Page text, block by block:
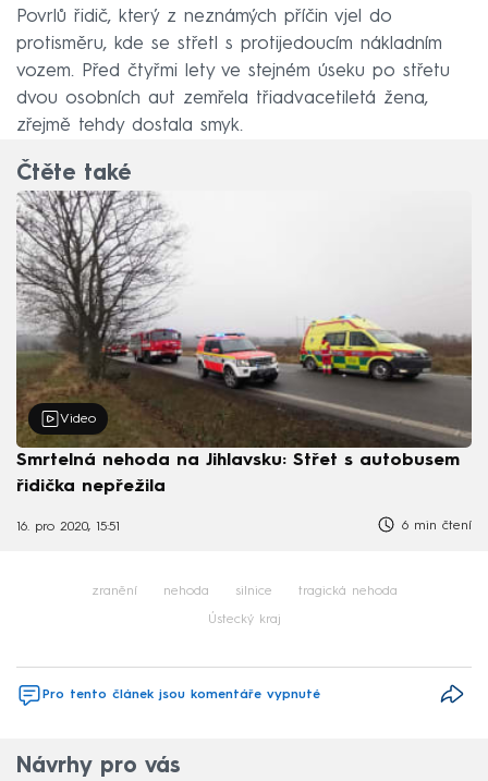
Povrlů řidič, který z neznámých příčin vjel do
protisměru, kde se střetl s protijedoucím nákladním
vozem. Před čtyřmi lety ve stejném úseku po střetu
dvou osobních aut zemřela třiadvacetiletá žena,
zřejmě tehdy dostala smyk.
Čtěte také
Video
Smrtelná nehoda na Jihlavsku: Střet s autobusem
řidička nepřežila
16. pro 2020, 15:51 6 min čtení
zranění nehoda silnice tragická nehoda
Ústecký kraj
Pro tento článek jsou komentáře vypnuté
Návrhy pro vás